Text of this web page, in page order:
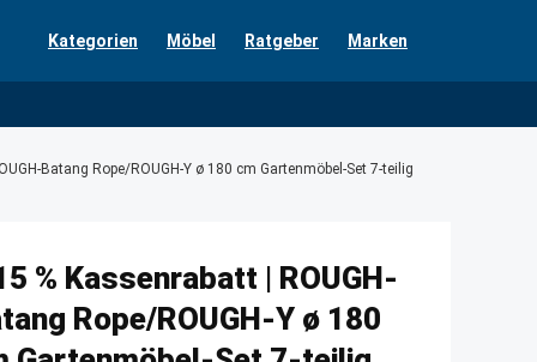
Kategorien Möbel Ratgeber Marken
Batang Rope/ROUGH-Y ø 180 cm Gartenmöbel-Set 7-teilig
% Kassenrabatt | ROUGH-
Rope/ROUGH-Y ø 180